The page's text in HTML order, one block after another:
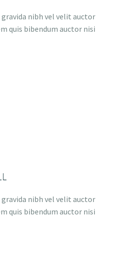
nibh vel velit auctor
quis bibendum auctor nisi
nibh vel velit auctor
quis bibendum auctor nisi